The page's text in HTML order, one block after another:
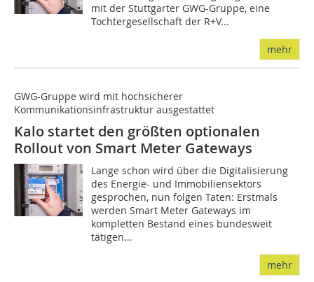
mit der Stuttgarter GWG-Gruppe, eine
Tochtergesellschaft der R+V...
mehr
GWG-Gruppe wird mit hochsicherer
Kommunikationsinfrastruktur ausgestattet
Kalo startet den größten optionalen
Rollout von Smart Meter Gateways
Lange schon wird über die Digitalisierung
des Energie- und Immobiliensektors
gesprochen, nun folgen Taten: Erstmals
werden Smart Meter Gateways im
kompletten Bestand eines bundesweit
tätigen...
mehr